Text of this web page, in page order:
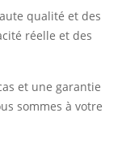
qualité et des
réelle et des
et une garantie
sommes à votre